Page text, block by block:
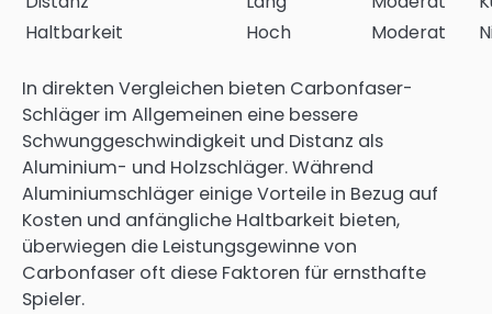
Haltbarkeit
Hoch Moderat
In direkten Vergleichen bieten Carbonfaser-
Schläger im Allgemeinen eine bessere
Schwunggeschwindigkeit und Distanz als
Aluminium- und Holzschläger. Während
Aluminiumschläger einige Vorteile in Bezug auf
Kosten und anfängliche Haltbarkeit bieten,
überwiegen die Leistungsgewinne von
Carbonfaser oft diese Faktoren für ernsthafte
Spieler.